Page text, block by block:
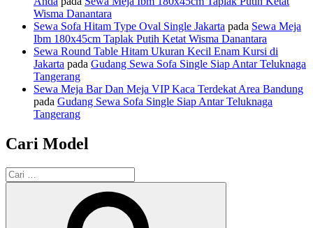
Wisma Danantara
Sewa Sofa Hitam Type Oval Single Jakarta pada Sewa Meja
Ibm 180x45cm Taplak Putih Ketat Wisma Danantara
Sewa Round Table Hitam Ukuran Kecil Enam Kursi di
Jakarta pada Gudang Sewa Sofa Single Siap Antar Teluknaga
Tangerang
Sewa Meja Bar Dan Meja VIP Kaca Terdekat Area Bandung
pada Gudang Sewa Sofa Single Siap Antar Teluknaga
Tangerang
Cari Model
Pencarian
untuk: